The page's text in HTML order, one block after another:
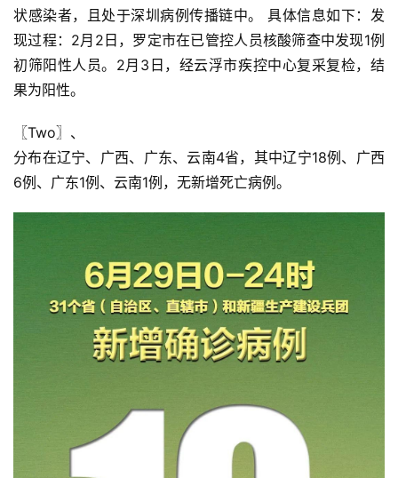
状感染者，且处于深圳病例传播链中。 具体信息如下：发
现过程：2月2日，罗定市在已管控人员核酸筛查中发现1例
初筛阳性人员。2月3日，经云浮市疾控中心复采复检，结
果为阳性。
〖Two〗、
分布在辽宁、广西、广东、云南4省，其中辽宁18例、广西
6例、广东1例、云南1例，无新增死亡病例。